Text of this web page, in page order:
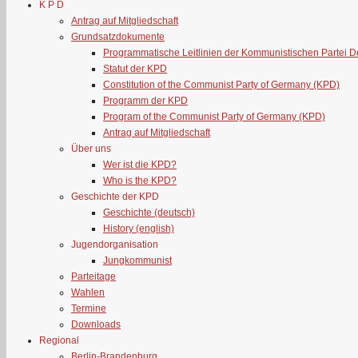
K P D
Antrag auf Mitgliedschaft
Grundsatzdokumente
Programmatische Leitlinien der Kommunistischen Partei
Statut der KPD
Constitution of the Communist Party of Germany (KPD)
Programm der KPD
Program of the Communist Party of Germany (KPD)
Antrag auf Mitgliedschaft
Über uns
Wer ist die KPD?
Who is the KPD?
Geschichte der KPD
Geschichte (deutsch)
History (english)
Jugendorganisation
Jungkommunist
Parteitage
Wahlen
Termine
Downloads
Regional